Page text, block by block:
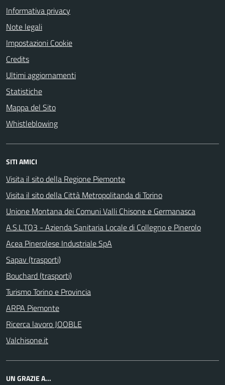
Informativa privacy
Note legali
Impostazioni Cookie
Credits
Ultimi aggiornamenti
Statistiche
Mappa del Sito
Whistleblowing
SITI AMICI
Visita il sito della Regione Piemonte
Visita il sito della Città Metropolitanda di Torino
Unione Montana dei Comuni Valli Chisone e Germanasca
A.S.L.TO3 - Azienda Sanitaria Locale di Collegno e Pinerolo
Acea Pinerolese Industriale SpA
Sapav (trasporti)
Bouchard (trasporti)
Turismo Torino e Provincia
ARPA Piemonte
Ricerca lavoro JOOBLE
Valchisone.it
UN GRAZIE A...